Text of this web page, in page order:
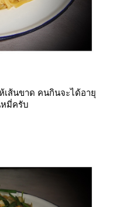
เส้นขาด คนกินจะได้อายุ
มี่ครับ